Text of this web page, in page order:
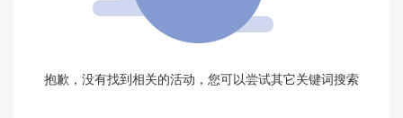
抱歉，没有找到相关的活动，您可以尝试其它关键词搜索